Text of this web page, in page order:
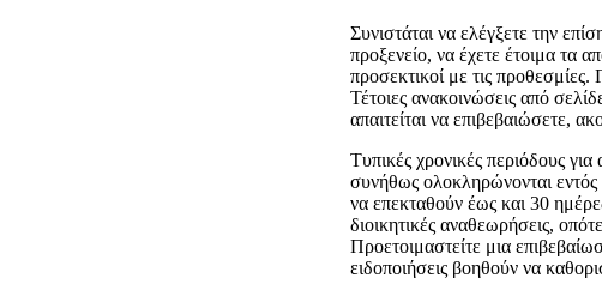
Συνιστάται να ελέγξετε την
προξενείο, να έχετε έτοιμα τα
προσεκτικοί με τις
Τέτοιες ανακοινώσεις από
απαιτείται να επιβεβαιώσετε,
Τυπικές χρονικές περιόδους
συνήθως ολοκληρώνονται
να επεκταθούν έως και 30
διοικητικές αναθεωρήσεις,
Προετοιμαστείτε μια
ειδοποιήσεις βοηθούν να